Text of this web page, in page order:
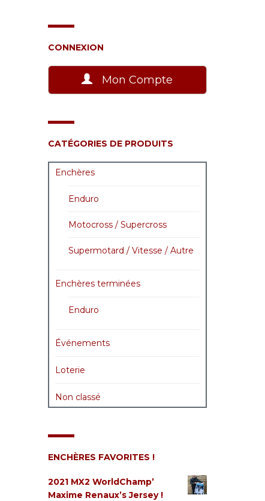
CONNEXION
Mon Compte
CATÉGORIES DE PRODUITS
Enchères
Enduro
Motocross / Supercross
Supermotard / Vitesse / Autre
Enchères terminées
Enduro
Événements
Loterie
Non classé
ENCHÈRES FAVORITES !
2021 MX2 WorldChamp’
Maxime Renaux’s Jersey !